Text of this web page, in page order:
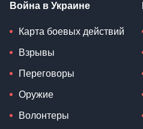
Война в Украине
Карта боевых действий
Взрывы
Переговоры
Оружие
Волонтеры